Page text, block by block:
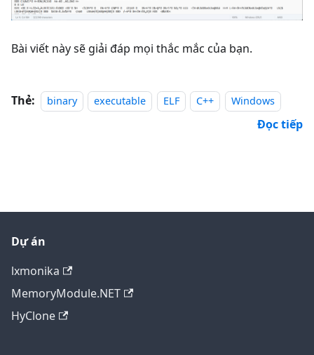
Bài viết này sẽ giải đáp mọi thắc mắc của bạn.
Thẻ: binary executable ELF C++ Windows
Đọc tiếp
Dự án
lxmonika
MemoryModule.NET
HyClone